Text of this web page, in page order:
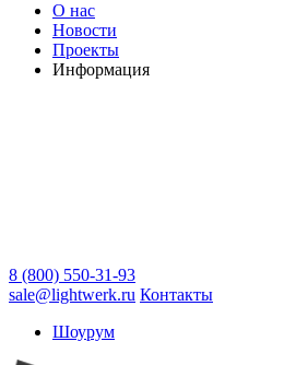
О нас
Новости
Проекты
Информация
8 (800) 550-31-93
sale@lightwerk.ru Контакты
Шоурум